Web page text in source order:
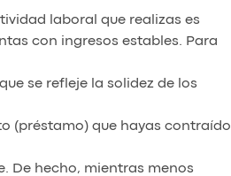
laboral que realizas es
con ingresos estables. Para
se refleje la solidez de los
(préstamo) que hayas contraído
De hecho, mientras menos